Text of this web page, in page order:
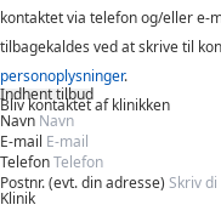
kontaktet via telefon og/eller e-
tilbagekaldes ved at skrive til
personoplysninger.
Indhent tilbud
Bliv kontaktet af klinikken
Navn
E-mail
Telefon
Postnr. (evt. din adresse)
Klinik